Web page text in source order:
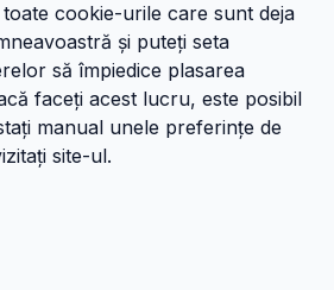
cookie-urile care sunt deja
și puteți seta
să împiedice plasarea
faceți acest lucru, este posibil
manual unele preferințe de
site-ul.